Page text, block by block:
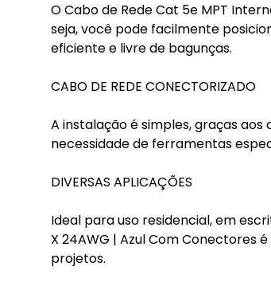
O Cabo de Rede Cat 5e MPT
seja, você pode facilmente
eficiente e livre de bagunças.
CABO DE REDE CONECTORIZADO
A instalação é simples, graças
necessidade de ferramentas
DIVERSAS APLICAÇÕES
Ideal para uso residencial, em
X 24AWG | Azul Com Conectores
projetos.